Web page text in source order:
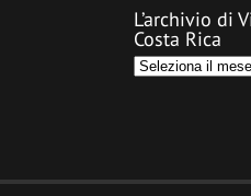
L’archivio di
Costa Rica
L’archivio
di